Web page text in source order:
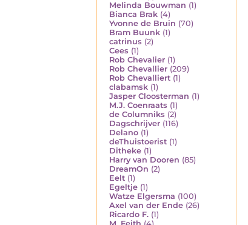
Melinda Bouwman (1)
Bianca Brak (4)
Yvonne de Bruin (70)
Bram Buunk (1)
catrinus (2)
Cees (1)
Rob Chevalier (1)
Rob Chevallier (209)
Rob Chevalliert (1)
clabamsk (1)
Jasper Cloosterman (1)
M.J. Coenraats (1)
de Columniks (2)
Dagschrijver (116)
Delano (1)
deThuistoerist (1)
Ditheke (1)
Harry van Dooren (85)
DreamOn (2)
Eelt (1)
Egeltje (1)
Watze Elgersma (100)
Axel van der Ende (26)
Ricardo F. (1)